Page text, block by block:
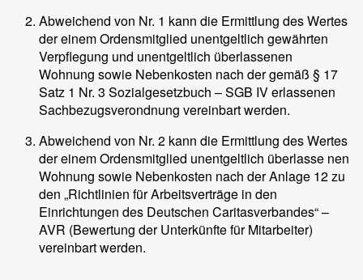
Abweichend von Nr. 1 kann die Ermittlung des Wertes
der einem Ordensmitglied unentgeltlich gewährten
Verpflegung und unentgeltlich überlassenen
Wohnung sowie Nebenkosten nach der gemäß § 17
Satz 1 Nr. 3 Sozialgesetzbuch – SGB IV erlassenen
Sachbezugsverondnung vereinbart werden.
Abweichend von Nr. 2 kann die Ermittlung des Wertes
der einem Ordensmitglied unentgeltlich überlasse nen
Wohnung sowie Nebenkosten nach der Anlage 12 zu
den „Richtlinien für Arbeitsverträge in den
Einrichtungen des Deutschen Caritasverbandes“ –
AVR (Bewertung der Unterkünfte für Mitarbeiter)
vereinbart werden.